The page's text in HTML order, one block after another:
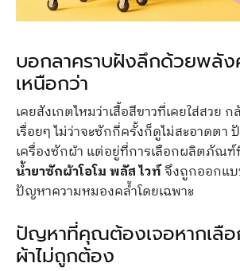
บอกลาคราบฝังลึกด้วยพลัง
เหนือกว่า
เคยสังเกตไหมว่าเสื้อสีขาวที่เคยใส่สวย
เรื่อยๆ ไม่ว่าจะซักกี่ครั้งก็ดูไม่สะอาดตา
เครื่องซักผ้า แต่อยู่ที่การเลือกผลิตภัณ
น้ำยาซักผ้าโอโม พลัส ไวท์จึงถูกออกแบ
ปัญหาความหมองคล้ำโดยเฉพาะ
ปัญหาที่คุณต้องเจอหากเลือ
ผ้าไม่ถูกต้อง